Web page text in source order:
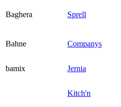
Baghera Sprell
Bahne Companys
bamix
Jernia
Kitch'n